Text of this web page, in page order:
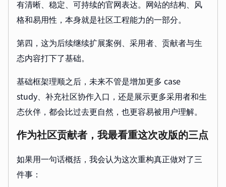
有清晰、稳定、可持续的官网表达。网站的结构、风
格和易用性，本身就是社区工程能力的一部分。
第四，这为后续继续扩展案例、采用者、贡献者与生
态内容打下了基础。
基础框架理顺之后，未来不管是增加更多 case
study、补充社区协作入口，还是展示更多采用者和生
态伙伴，都会比过去更自然，也更容易被用户理解。
作为社区贡献者，我最看重这次改版的三点
如果用一句话概括，我会认为这次重构真正做对了三
件事：